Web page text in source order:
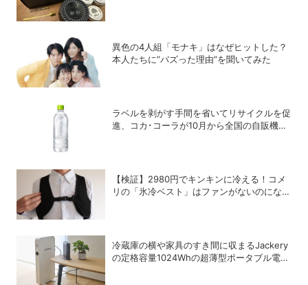
異色の4人組「モナキ」はなぜヒットした？
本人たちに”バズった理由”を聞いてみた
ラベルを剥がす手間を省いてリサイクルを促
進、コカ･コーラが10月から全国の自販機で
【検証】2980円でキンキンに冷える！コメ
リの「氷冷ベスト」はファンがないのになぜ
冷蔵庫の横や家具のすき間に収まるJackery
の定格容量1024Whの超薄型ポータブル電源